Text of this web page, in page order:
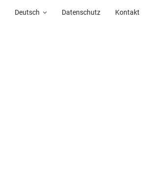
Deutsch Datenschutz Kontakt